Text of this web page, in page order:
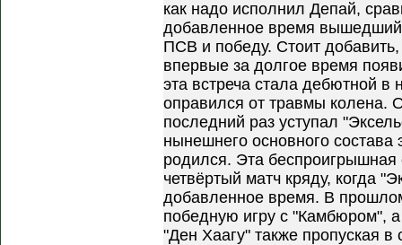
как надо исполнил Депай,
добавленное время
ПСВ и победу. Стоит добавить,
впервые за долгое время
эта встреча стала дебютной
оправился от травмы колена.
последний раз уступал
нынешнего основного
родился. Эта
четвёртый матч кряду, когда
добавленное время. В
победную игру с "Камбюром", а
"Ден Хаагу" также пропуская в